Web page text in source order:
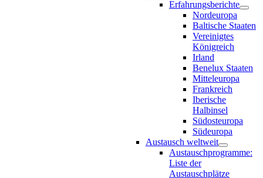
Erfahrungsberichte
Nordeuropa
Baltische Staaten
Vereinigtes
Königreich
Irland
Benelux Staaten
Mitteleuropa
Frankreich
Iberische
Halbinsel
Südosteuropa
Südeuropa
Austausch weltweit
Austauschprogramme:
Liste der
Austauschplätze